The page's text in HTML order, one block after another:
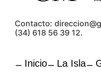
Contacto:
(34) 618 56 39 12.
Inicio La Isla